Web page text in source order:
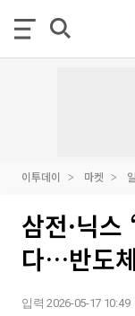
이투데이 마켓
삼전·닉스
다…반도
입력 2026-05-17 10:49